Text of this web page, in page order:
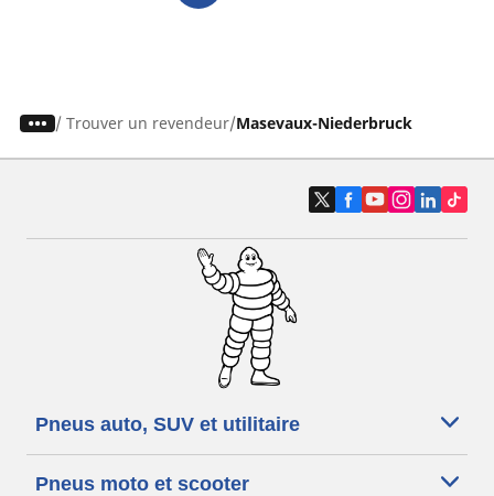
/ Trouver un revendeur Masevaux-Niederbruck
Pneus auto, SUV et utilitaire
Pneus moto et scooter